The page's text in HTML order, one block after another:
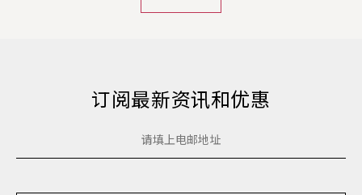
订阅最新资讯和优惠